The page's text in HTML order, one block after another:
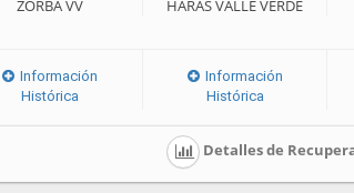
ZORBA VV HARAS VALLE VERDE
Información
Histórica
Información
Histórica
Detalles de